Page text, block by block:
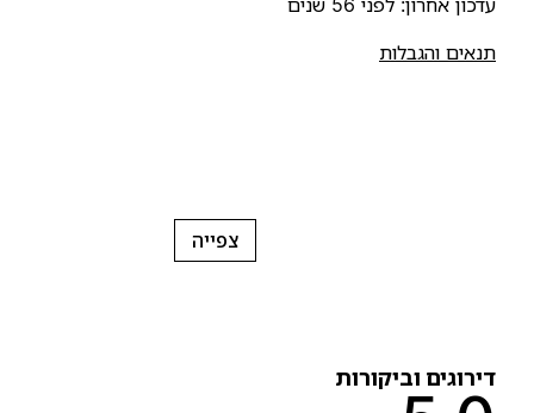
אחרון: לפני 56 שנים
והגבלות
צפייה
וביקורות